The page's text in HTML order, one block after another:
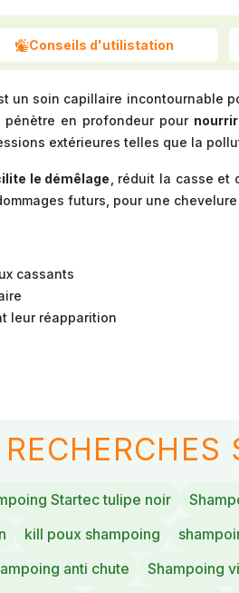
Conseils d'utilistation
un soin capillaire incontournable
en profondeur pour
extérieures telles que la
le démêlage , réduit la casse
futurs, pour une
cassants
leur réapparition
RECHERCHES
Startec tulipe noir
kill poux shampoing
anti chute Shampoing